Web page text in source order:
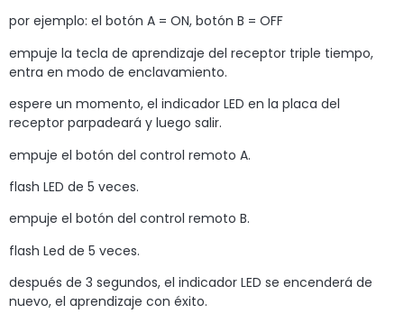
por ejemplo: el botón A = ON, botón B = OFF
empuje la tecla de aprendizaje del receptor triple tiempo,
entra en modo de enclavamiento.
espere un momento, el indicador LED en la placa del
receptor parpadeará y luego salir.
empuje el botón del control remoto A.
flash LED de 5 veces.
empuje el botón del control remoto B.
flash Led de 5 veces.
después de 3 segundos, el indicador LED se encenderá de
nuevo, el aprendizaje con éxito.